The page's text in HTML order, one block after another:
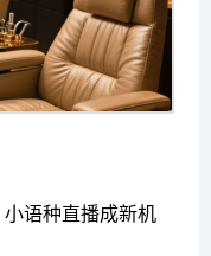
语种直播成新机